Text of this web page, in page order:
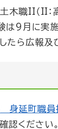
職II（II：
は9月に実施
たら広報及
延町職員
確認ください。